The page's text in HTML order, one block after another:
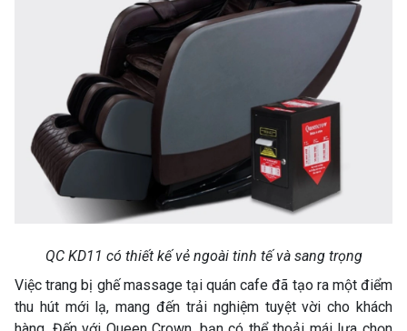
QC KD11 có thiết kế vẻ ngoài tinh tế và sang trọng
Việc trang bị ghế massage tại quán cafe đã tạo ra một điểm
thu hút mới lạ, mang đến trải nghiệm tuyệt vời cho khách